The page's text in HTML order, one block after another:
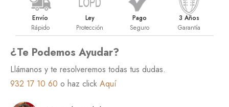
Envío
Rápido
Ley
Protección
Pago
Seguro
3 Años
Garantía
¿Te Podemos Ayudar?
Llámanos y te resolveremos todas tus dudas.
932 17 10 60 o haz click Aquí